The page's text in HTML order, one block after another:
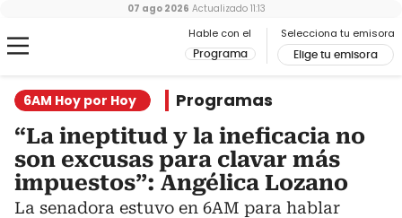
Hable con el
Programa
Selecciona tu emisora
Elige tu emisora
07 ago 2026 Actualizado 11:13
6AM Hoy por Hoy Programas
“La ineptitud y la ineficacia no
son excusas para clavar más
impuestos”: Angélica Lozano
La senadora estuvo en 6AM para hablar